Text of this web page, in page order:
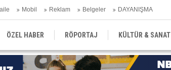
Mobil Reklam Belgeler DAYANIŞMA
ÖZEL HABER RÖPORTAJ KÜLTÜR & SANAT
YEREL YÖNETİM DERGİLER SEKTÖR